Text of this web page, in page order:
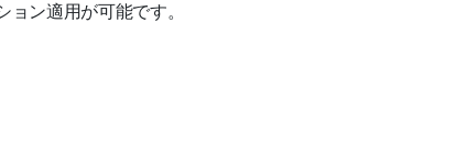
ン適用が可能です。